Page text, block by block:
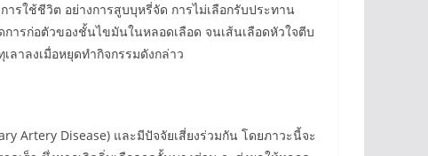
ารใช้ชีวิต อย่างการสูบบุหรี่จัด การไม่เลือกรับประทาน
ารก่อตัวของชั้นไขมันในหลอดเลือด จนเส้นเลือดหัวใจตีบ
ลาลงเมื่อหยุดทำกิจกรรมดังกล่าว
Artery Disease) และมีปัจจัยเสี่ยงร่วมกัน โดยภาวะนี้จะ